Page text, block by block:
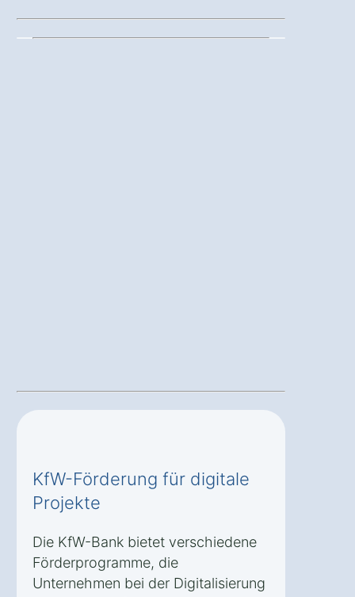
KfW-Förderung für digitale
Projekte
Die KfW-Bank bietet verschiedene
Förderprogramme, die
Unternehmen bei der Digitalisierung